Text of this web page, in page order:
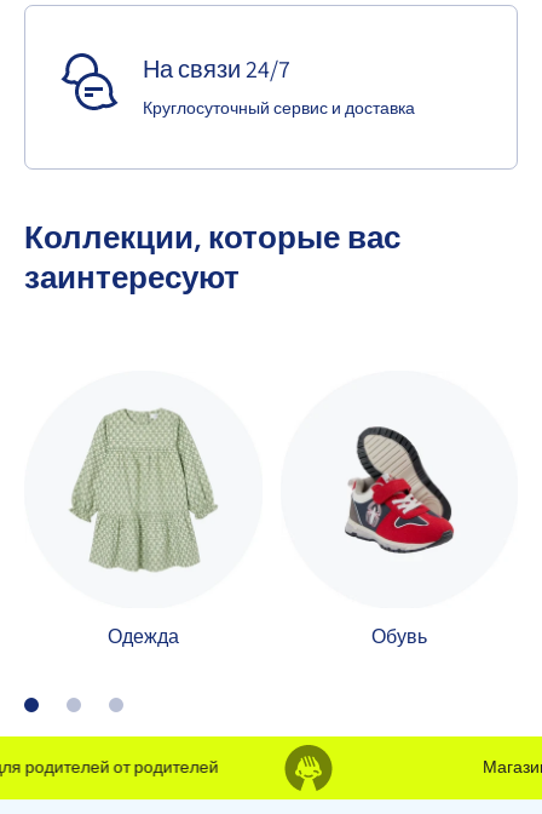
На связи 24/7
Круглосуточный сервис и доставка
Коллекции, которые вас
заинтересуют
Одежда Обувь
от родителей Магазин